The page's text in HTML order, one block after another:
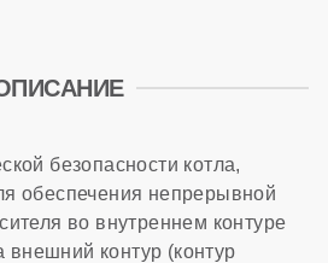
безопасности котла,
обеспечения непрерывной
во внутреннем контуре
внешний контур (контур